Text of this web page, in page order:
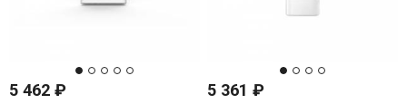
5 462 ₽ 5 361₽